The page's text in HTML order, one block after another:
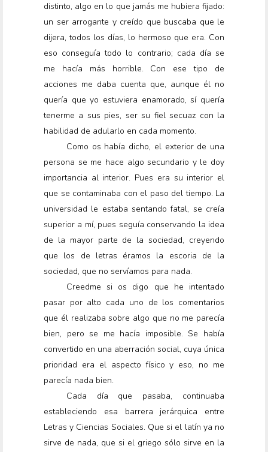
distinto, algo en lo que jamás me hubiera fijado:
un ser arrogante y creído que buscaba que le
dijera, todos los días, lo hermoso que era. Con
eso conseguía todo lo contrario; cada día se
me hacía más horrible. Con ese tipo de
acciones me daba cuenta que, aunque él no
quería que yo estuviera enamorado, sí quería
tenerme a sus pies, ser su fiel secuaz con la
habilidad de adularlo en cada momento.
Como os había dicho, el exterior de una
persona se me hace algo secundario y le doy
importancia al interior. Pues era su interior el
que se contaminaba con el paso del tiempo. La
universidad le estaba sentando fatal, se creía
superior a mí, pues seguía conservando la idea
de la mayor parte de la sociedad, creyendo
que los de letras éramos la escoria de la
sociedad, que no servíamos para nada.
Creedme si os digo que he intentado
pasar por alto cada uno de los comentarios
que él realizaba sobre algo que no me parecía
bien, pero se me hacía imposible. Se había
convertido en una aberración social, cuya única
prioridad era el aspecto físico y eso, no me
parecía nada bien.
Cada día que pasaba, continuaba
estableciendo esa barrera jerárquica entre
Letras y Ciencias Sociales. Que si el latín ya no
sirve de nada, que si el griego sólo sirve en la